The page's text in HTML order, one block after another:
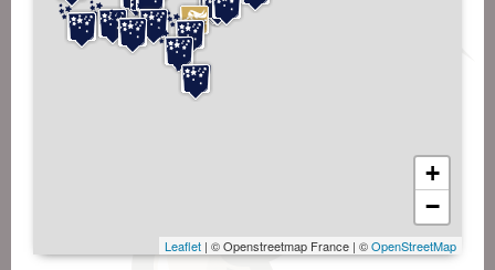
+
−
Leaflet | © Openstreetmap France | ©OpenStreetMap